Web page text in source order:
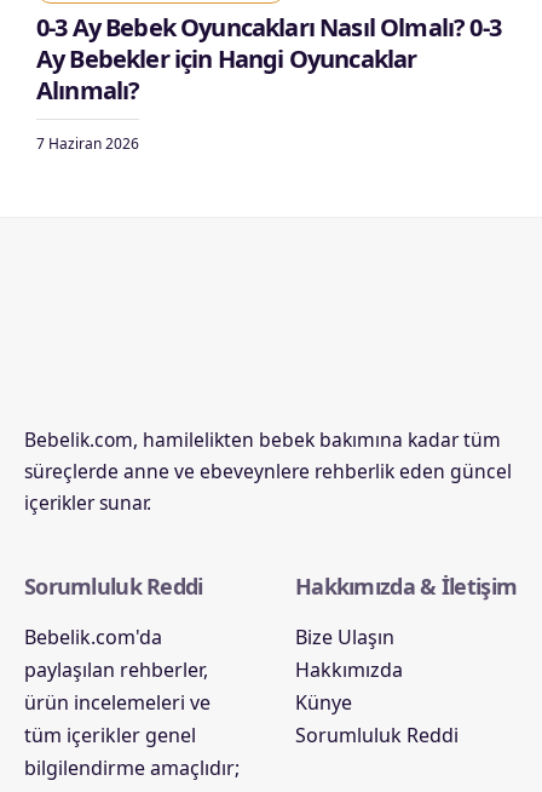
0-3 Ay Bebek Oyuncakları Nasıl Olmalı? 0-3
Ay Bebekler için Hangi Oyuncaklar
Alınmalı?
7 Haziran 2026
Bebelik.com, hamilelikten bebek bakımına kadar tüm
süreçlerde anne ve ebeveynlere rehberlik eden güncel
içerikler sunar.
Sorumluluk Reddi
Bebelik.com'da
paylaşılan rehberler,
ürün incelemeleri ve
tüm içerikler genel
bilgilendirme amaçlıdır;
Hakkımızda & İletişim
Bize Ulaşın
Hakkımızda
Künye
Sorumluluk Reddi